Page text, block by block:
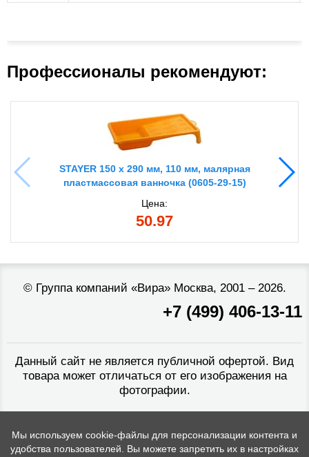
Профессионалы рекомендуют:
STAYER 150 х 290 мм, 110 мм, малярная
пластмассовая ванночка (0605-29-15)
Цена:
50.97
© Группа компаний «Вира»Москва, 2001 – 2026.
+7 (499) 406-13-11
Данный сайт не является публичной офертой. Вид
товара может отличаться от его изображения на
фотографии.
Мы используем cookie-файлы для персонализации контента и
удобства пользователей. Вы можете запретить их в настройках